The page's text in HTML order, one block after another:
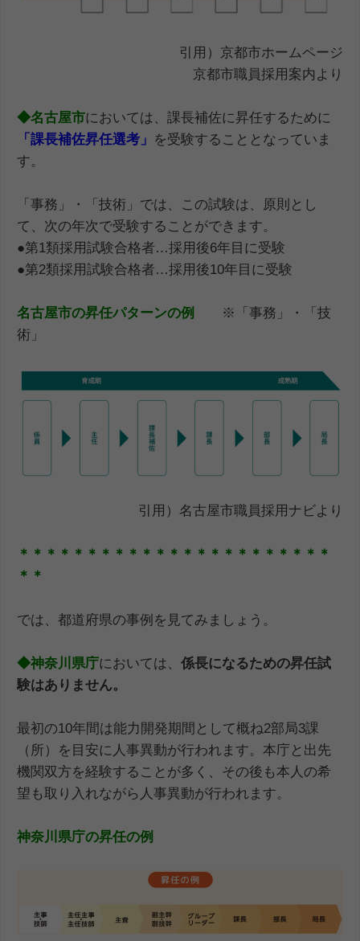
引用）京都市ホームページ
京都市職員採用案内より
◆名古屋市においては、課長補佐に昇任するために
「課長補佐昇任選考」 を受験することとなっていま
す。
「事務」・「技術」では、この試験は、原則とし
て、次の年次で受験することができます。
●第1類採用試験合格者…採用後6年目に受験
●第2類採用試験合格者…採用後10年目に受験
名古屋市の昇任パターンの例
※「事務」・「技
術」
引用）名古屋市職員採用ナビより
＊＊＊＊＊＊＊＊＊＊＊＊＊＊＊＊＊＊＊＊＊＊＊
＊＊
では、都道府県の事例を見てみましょう。
◆神奈川県庁においては、 係長になるための昇任試
験はありません。
最初の10年間は能力開発期間として概ね2部局3課
（所）を目安に人事異動が行われます。本庁と出先
機関双方を経験することが多く、その後も本人の希
望も取り入れながら人事異動が行われます。
神奈川県庁の昇任の例